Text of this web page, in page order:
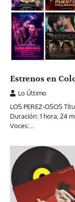
Estrenos en
Lo Último
LOS PEREZ-OSOS
Duración: 1 hora, 24
Voces:…